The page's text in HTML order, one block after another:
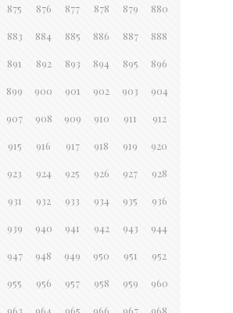
875 876 877 878 879 880
883 884 885 886 887 888
891 892 893 894 895 896
899 900 901 902 903 904
907 908 909 910 911 912
915 916 917 918 919 920
923 924 925 926 927 928
931 932 933 934 935 936
939 940 941 942 943 944
947 948 949 950 951 952
955 956 957 958 959 960
963 964 965 966 967 968